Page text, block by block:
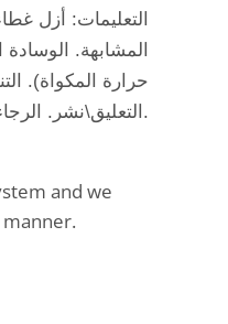
التعليمات: أزل
المشابهة.
حرارة المكواة).
التعليق\نشر. الرجاء عدم استخدام المبيض أو التنظيف الجاف.
and we